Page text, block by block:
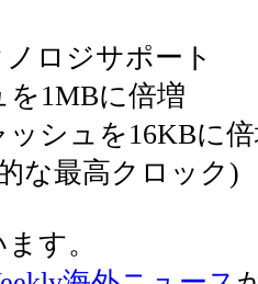
ノロジサポート
を1MBに倍増
ッシュを16KBに
な最高クロック)
す。